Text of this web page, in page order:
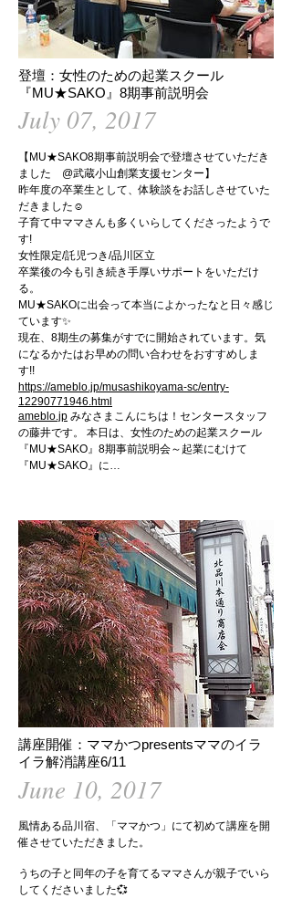
登壇：女性のための起業スクール
『MU★SAKO』8期事前説明会
July 07, 2017
【MU★SAKO8期事前説明会で登壇させていただき
ました @武蔵小山創業支援センター】
昨年度の卒業生として、体験談をお話しさせていた
だきました☺
子育て中ママさんも多くいらしてくださったようで
す!
女性限定/託児つき/品川区立
卒業後の今も引き続き手厚いサポートをいただけ
る。
MU★SAKOに出会って本当によかったなと日々感じ
ています✨
現在、8期生の募集がすでに開始されています。気
になるかたはお早めの問い合わせをおすすめしま
す!!
https://ameblo.jp/musashikoyama-sc/entry-
12290771946.html
ameblo.jp みなさまこんにちは！センタースタッフ
の藤井です。 本日は、女性のための起業スクール
『MU★SAKO』8期事前説明会～起業にむけて
『MU★SAKO』に…
講座開催：ママかつpresentsママのイラ
イラ解消講座6/11
June 10, 2017
風情ある品川宿、「ママかつ」にて初めて講座を開
催させていただきました。
うちの子と同年の子を育てるママさんが親子でいら
してくださいました💞